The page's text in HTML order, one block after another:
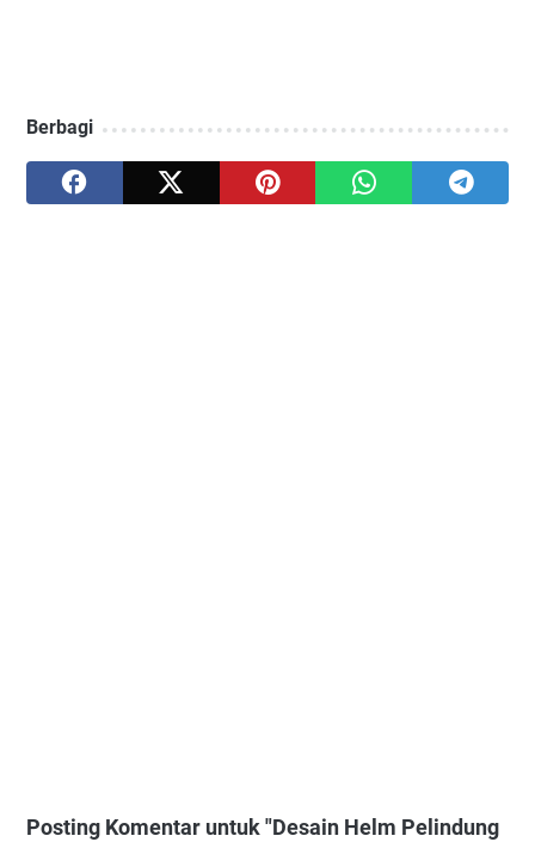
Berbagi
Posting Komentar untuk "Desain Helm Pelindung